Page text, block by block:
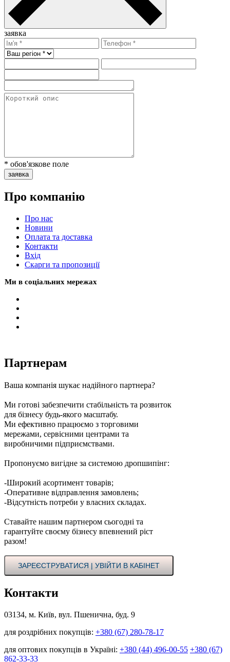
заявка
* обов'язкове поле
заявка
Про компанію
Про нас
Новини
Оплата та доставка
Контакти
Вхiд
Скарги та пропозиції
Ми в соціальних мережах
Партнерам
Ваша компанія шукає надійного партнера?
Ми готові забезпечити стабільність та розвиток
для бізнесу будь-якого масштабу.
Ми ефективно працюємо з торговими
мережами, сервісними центрами та
виробничими підприємствами.
Пропонуємо вигідне за системою дропшипінг:
-Широкий асортимент товарів;
-Оперативне відправлення замовлень;
-Відсутність потреби у власних складах.
Ставайте нашим партнером сьогодні та
гарантуйте своєму бізнесу впевнений ріст
разом!
ЗАРЕЄСТРУВАТИСЯ | УВІЙТИ В КАБІНЕТ
Контакти
03134, м. Київ, вул. Пшенична, буд. 9
для роздрібних покупців: +380 (67) 280-78-17
для оптових покупців в Україні: +380 (44) 496-00-55 +380 (67)
862-33-33